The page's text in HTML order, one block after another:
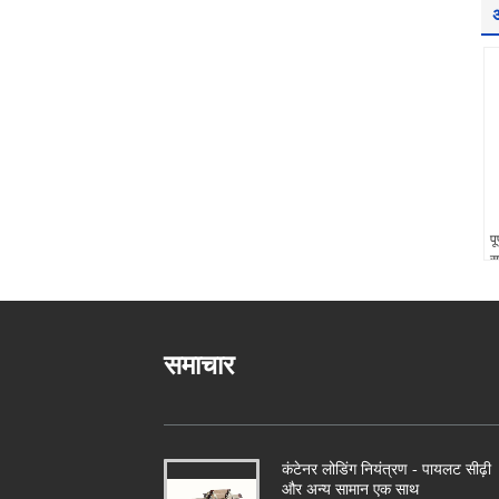
समाचार
कंटेनर लोडिंग नियंत्रण - पायलट सीढ़ी
और अन्य सामान एक साथ